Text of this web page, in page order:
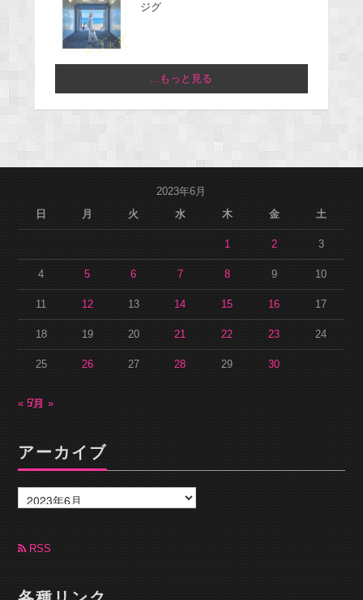
ジグ
...もっと見る
2023年6月
日
月 火 水 木 金 土
1 2 3
4 5 6 7 8 9 10
11 12 13 14 15 16 17
18 19 20 21 22 23 24
25 26 27 28 29 30
« 5月7月 »
アーカイブ
ー
カ
ブ RSS